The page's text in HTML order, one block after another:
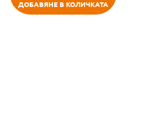
ДОБАВЯНЕ В КОЛИЧКАТА